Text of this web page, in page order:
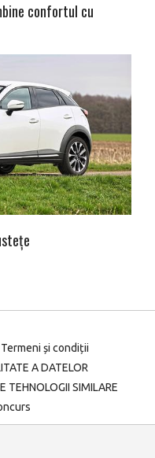
confortul cu
Termeni și condiții
A DATELOR
TEHNOLOGII SIMILARE